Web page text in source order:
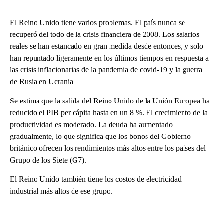
El Reino Unido tiene varios problemas. El país nunca se
recuperó del todo de la crisis financiera de 2008. Los salarios
reales se han estancado en gran medida desde entonces, y solo
han repuntado ligeramente en los últimos tiempos en respuesta a
las crisis inflacionarias de la pandemia de covid-19 y la guerra
de Rusia en Ucrania.
Se estima que la salida del Reino Unido de la Unión Europea ha
reducido el PIB per cápita hasta en un 8 %. El crecimiento de la
productividad es moderado. La deuda ha aumentado
gradualmente, lo que significa que los bonos del Gobierno
británico ofrecen los rendimientos más altos entre los países del
Grupo de los Siete (G7).
El Reino Unido también tiene los costos de electricidad
industrial más altos de ese grupo.